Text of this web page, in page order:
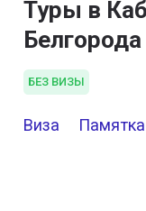
Туры в
Белгорода
БЕЗ ВИЗЫ
Виза Памятка